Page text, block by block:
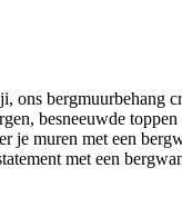
bergmuurbehang
besneeuwde
je muren met een
met een